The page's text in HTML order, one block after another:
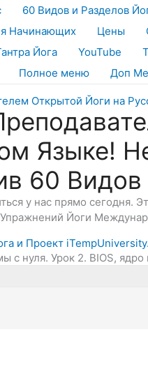
60 Видов и Разделов
Начинающих
Цены
Йога YouTube
Полное меню Доп
Языке!
60
у нас прямо
Йоги
и Проект
с нуля. Урок 2. BIOS,